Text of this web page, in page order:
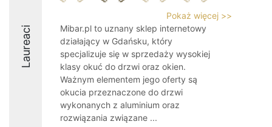
Laureaci
Pokaż więcej >>
Mibar.pl to uznany sklep internetowy
działający w Gdańsku, który
specjalizuje się w sprzedaży wysokiej
klasy okuć do drzwi oraz okien.
Ważnym elementem jego oferty są
okucia przeznaczone do drzwi
wykonanych z aluminium oraz
rozwiązania związane ...